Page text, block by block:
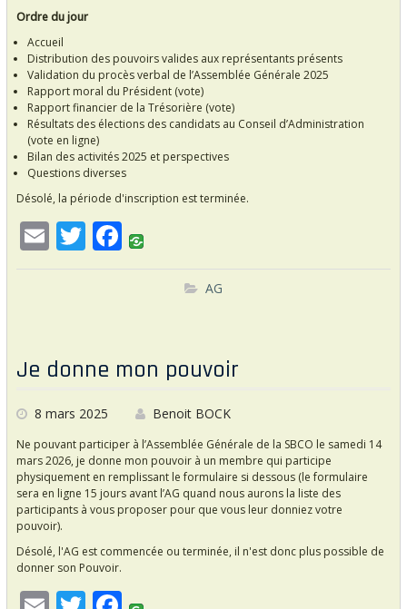
Ordre du jour
Accueil
Distribution des pouvoirs valides aux représentants présents
Validation du procès verbal de l’Assemblée Générale 2025
Rapport moral du Président (vote)
Rapport financier de la Trésorière (vote)
Résultats des élections des candidats au Conseil d’Administration
(vote en ligne)
Bilan des activités 2025 et perspectives
Questions diverses
Désolé, la période d'inscription est terminée.
E T F
o
k
AG
Je donne mon pouvoir
8 mars 2025 Benoit BOCK
Ne pouvant participer à l’Assemblée Générale de la SBCO le samedi 14
mars 2026, je donne mon pouvoir à un membre qui participe
physiquement en remplissant le formulaire si dessous (le formulaire
sera en ligne 15 jours avant l’AG quand nous aurons la liste des
participants à vous proposer pour que vous leur donniez votre
pouvoir).
Désolé, l'AG est commencée ou terminée, il n'est donc plus possible de
donner son Pouvoir.